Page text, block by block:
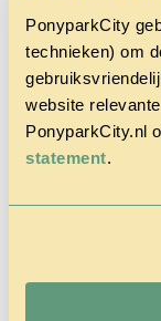
PonyparkCity
technieken) om
website
PonyparkCity.nl
statement.
Home
Het Park
Cowboy
House
Actie
Herfstvakantie
Contact